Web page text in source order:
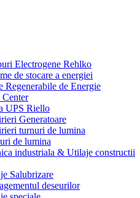
Electrogene Rehlko
de stocare a energiei
Regenerabile de Energie
Center
UPS Riello
Generatoare
turnuri de lumina
de lumina
industriala & Utilaje constructii
Salubrizare
deseurilor